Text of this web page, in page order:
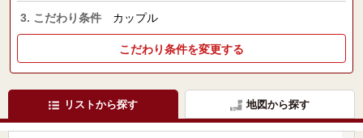
3. こだわり条件 カップル
こだわり条件を変更する
リストから探す 地図から探す